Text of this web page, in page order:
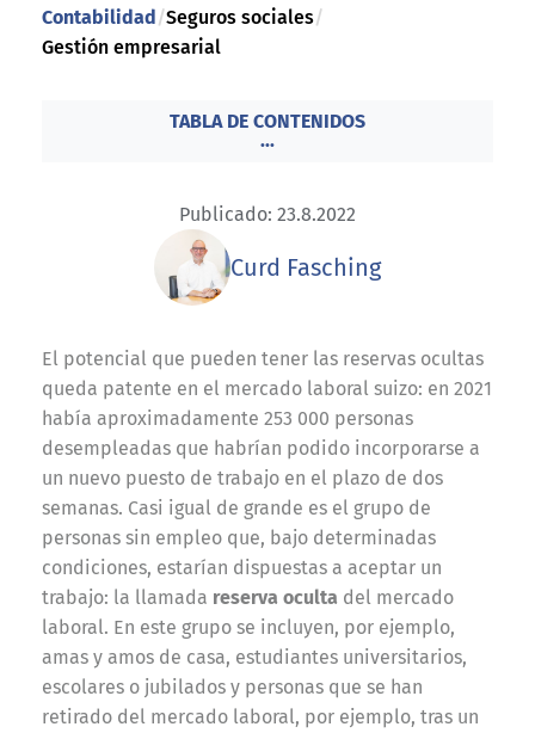
Contabilidad/Seguros sociales/
Gestión empresarial
TABLA DE CONTENIDOS
...
Publicado: 23.8.2022
Curd Fasching
El potencial que pueden tener las reservas ocultas
queda patente en el mercado laboral suizo: en 2021
había aproximadamente 253 000 personas
desempleadas que habrían podido incorporarse a
un nuevo puesto de trabajo en el plazo de dos
semanas. Casi igual de grande es el grupo de
personas sin empleo que, bajo determinadas
condiciones, estarían dispuestas a aceptar un
trabajo: la llamada reserva oculta del mercado
laboral. En este grupo se incluyen, por ejemplo,
amas y amos de casa, estudiantes universitarios,
escolares o jubilados y personas que se han
retirado del mercado laboral, por ejemplo, tras un